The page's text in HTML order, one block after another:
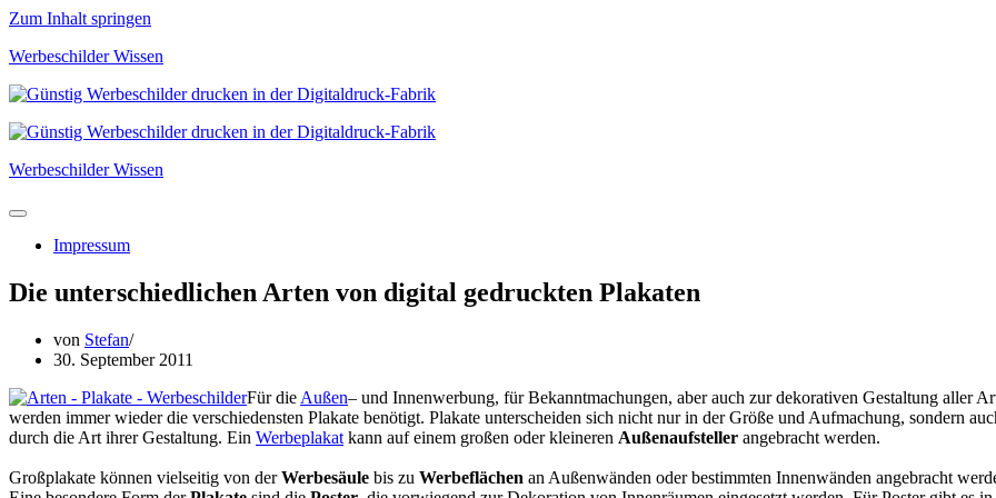
Zum Inhalt springen
Werbeschilder Wissen
Werbeschilder Wissen
Navigations-
Impressum
Die unterschiedlichen Arten von digital gedruckten Plakaten
von Stefan
30. September 2011
Für die Außen– und Innenwerbung, für Bekanntmachungen, aber auch zur dekorativen Gestaltung aller
werden immer wieder die verschiedensten Plakate benötigt. Plakate unterscheiden sich nicht nur in der Größe und Aufmachung, sondern
durch die Art ihrer Gestaltung. Ein Werbeplakat kann auf einem großen oder kleineren Außenaufsteller angebracht werden.
Großplakate können vielseitig von derWerbesäule bis zu Werbeflächen an Außenwänden oder bestimmten Innenwänden angebracht